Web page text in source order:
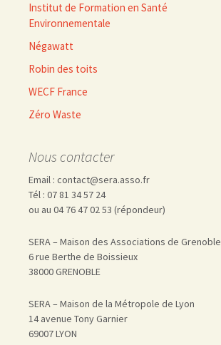
Institut de Formation en Santé
Environnementale
Négawatt
Robin des toits
WECF France
Zéro Waste
Nous contacter
Email : contact@sera.asso.fr
Tél : 07 81 34 57 24
ou au 04 76 47 02 53 (répondeur)
SERA – Maison des Associations de Grenoble
6 rue Berthe de Boissieux
38000 GRENOBLE
SERA – Maison de la Métropole de Lyon
14 avenue Tony Garnier
69007 LYON